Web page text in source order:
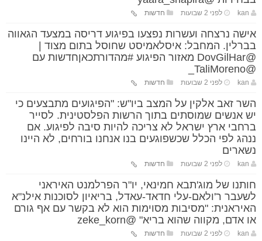
kan לפני 2 שבועות חדשות
אישה נרצחה ועשרות נפצעו בפיגוע דריסה במצעד הגאווה
בברלין. המחבל: איסלאמיסט שחוסל בתום מצוד |
@DovGilHar מאזור הפיגוע #מהדורתכאןחדשות עם
@TaliMoreno_
kan לפני 2 שבועות חדשות
השר זאב אלקין על המצב ביו"ש: "הפיגועים מתבצעים כי
יש אנשים שמוסתים בתוך הרשות הפלסטינית. לסייר
ברחבי ארץ ישראל לא צריכה להיות סיבה לפיגוע. אם
ננהג לפי הכלל שכשפוגעים בנו אנחנו בורחים, לא היינו
נשארים
kan לפני 2 שבועות חדשות
חותנו של מוג'תבא חמינאי, יו"ר הפרלמנט האיראני
לשעבר ר'ולאם-עלי חדאד-עאדל, בריאיון לסוכנות אילנ"א
האיראנית: "מסיבות מסוימות הוא לא בקשר עם אף גורם
או אדם, מקווה שהוא בריא" @zeke_korn
kan לפני 2 שבועות חדשות